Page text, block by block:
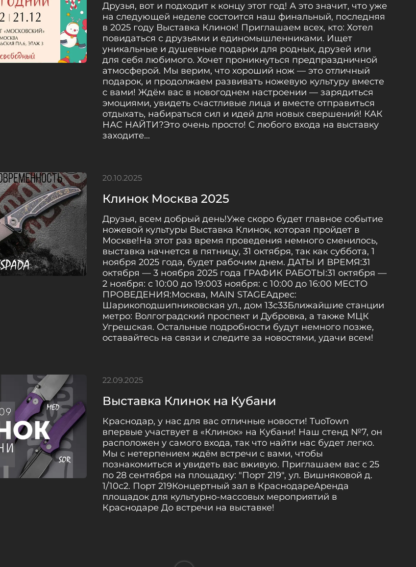
Друзья, вот и подходит к концу этот год! А это значит, что уже
на следующей неделе состоится наш финальный, последняя
в 2025 году Выставка Клинок! Приглашаем всех, кто: Хотел
повидаться с друзьями и единомышленниками. Ищет
уникальные и душевные подарки для родных, друзей или
для себя любимого. Хочет проникнуться предпраздничной
атмосферой. Мы верим, что хороший нож — это отличный
подарок, и продолжаем развивать ножевую культуру вместе
с вами! Ждём вас в новогоднем настроении — зарядиться
эмоциями, увидеть счастливые лица и вместе отправиться
отдыхать, набираться сил и идей для новых свершений! КАК
НАС НАЙТИ?Это очень просто! С любого входа на выставку
заходите...
Клинок Москва 2025
Друзья, всем добрый день!Уже скоро будет главное событие
ножевой культуры Выставка Клинок, которая пройдет в
Москве!На этот раз время проведения немного сменилось,
выставка начнется в пятницу, 31 октября, так как суббота, 1
ноября 2025 года, будет рабочим днем. ДАТЫ И ВРЕМЯ:31
октября — 3 ноября 2025 года ГРАФИК РАБОТЫ:31 октября —
2 ноября: с 10:00 до 19:003 ноября: с 10:00 до 16:00 МЕСТО
ПРОВЕДЕНИЯ:Москва, MAIN STAGEАдрес:
Шарикоподшипниковская ул., дом 13с33Ближайшие станции
метро: Волгоградский проспект и Дубровка, а также МЦК
Угрешская. Остальные подробности будут немного позже,
оставайтесь на связи и следите за новостями, удачи всем!
20.10.2025
Выставка Клинок на Кубани
Краснодар, у нас для вас отличные новости! TuoTown
впервые участвует в «Клинок» на Кубани! Наш стенд №7, он
расположен у самого входа, так что найти нас будет легко.
Мы с нетерпением ждём встречи с вами, чтобы
познакомиться и увидеть вас вживую. Приглашаем вас с 25
по 28 сентября на площадку: "Порт 219", ул. Вишняковой д.
1/10с2. Порт 219Концертный зал в КраснодареАренда
площадок для культурно-массовых мероприятий в
Краснодаре До встречи на выставке!
22.09.2025